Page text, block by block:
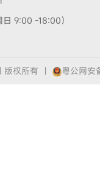
日 9:00 -18:00）
版权所有 粤公网安